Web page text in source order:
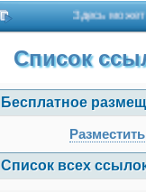
Здесь может
Список
Бесплатное
Список всех